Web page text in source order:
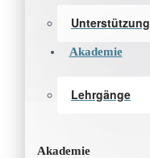
Unterstützung
Akademie
Lehrgänge
Akademie